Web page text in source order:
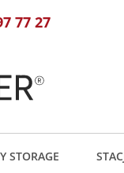
77 27
STORAGE